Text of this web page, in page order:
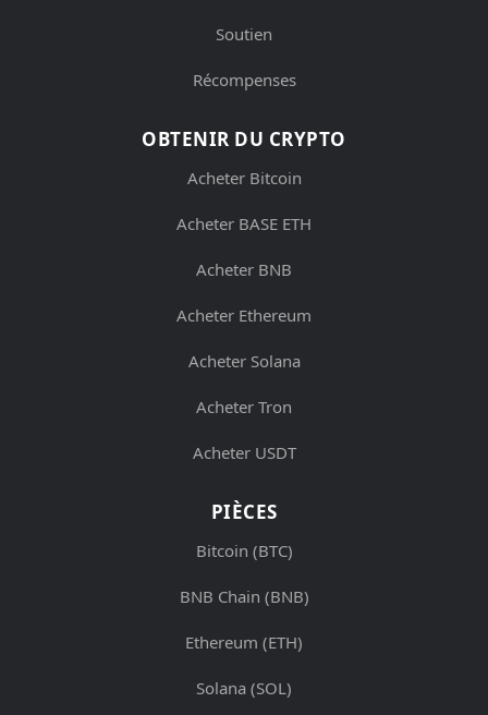
Soutien
Récompenses
OBTENIR DU CRYPTO
Acheter Bitcoin
Acheter BASE ETH
Acheter BNB
Acheter Ethereum
Acheter Solana
Acheter Tron
Acheter USDT
PIÈCES
Bitcoin (BTC)
BNB Chain (BNB)
Ethereum (ETH)
Solana (SOL)